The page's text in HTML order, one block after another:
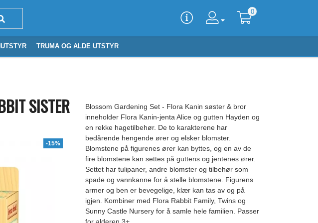
0
TRUMA OG ALDE UTSTYR
- 5736
SISTER
-15%
Blossom Gardening Set - Flora Kanin søster & bror
inneholder Flora Kanin-jenta Alice og gutten Hayden og
en rekke hagetilbehør. De to karakterene har
bedårende hengende ører og elsker blomster.
Blomstene på figurenes ører kan byttes, og en av de
fire blomstene kan settes på guttens og jentenes ører.
Settet har tulipaner, andre blomster og tilbehør som
spade og vannkanne for å stelle blomstene. Figurens
armer og ben er bevegelige, klær kan tas av og på
igjen. Kombiner med Flora Rabbit Family, Twins og
Sunny Castle Nursery for å samle hele familien. Passer